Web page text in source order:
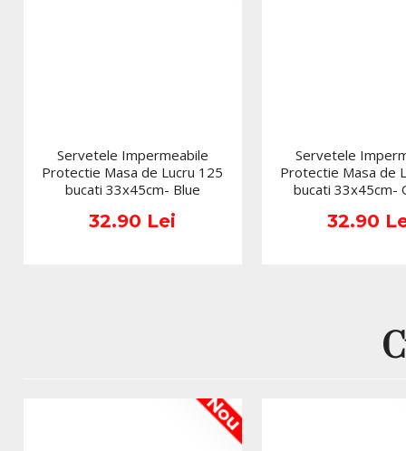
Servetele Impermeabile
Protectie Masa de Lucru 125
bucati 33x45cm- Blue
32.90 Lei
Servetele
Protectie Masa de
bucati 33x45cm-
32.90
Nou